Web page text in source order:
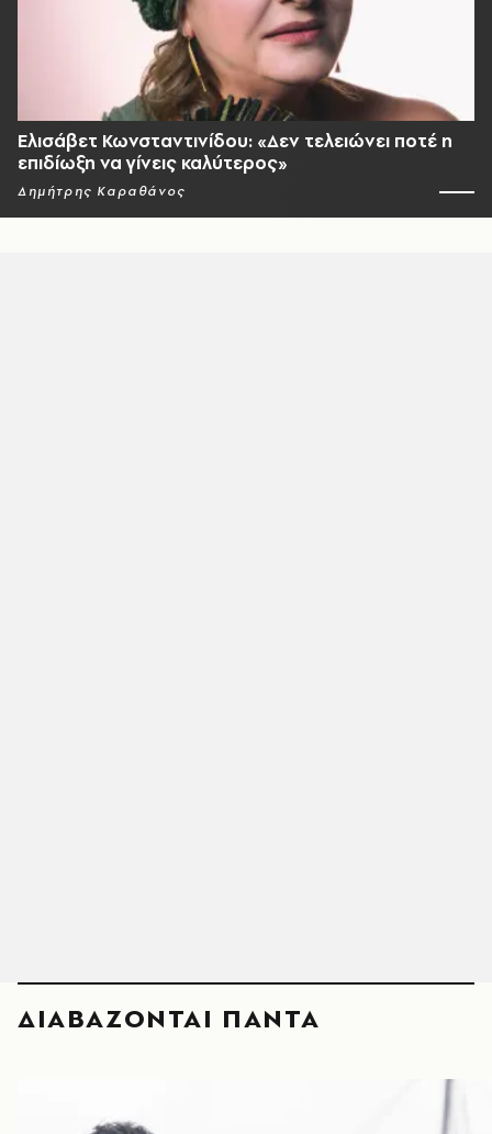
Ελισάβετ Κωνσταντινίδου: «Δεν τελειώνει ποτέ η
επιδίωξη να γίνεις καλύτερος»
Δημήτρης Καραθάνος
ΔΙΑΒΑΖΟΝΤΑΙ ΠΑΝΤΑ